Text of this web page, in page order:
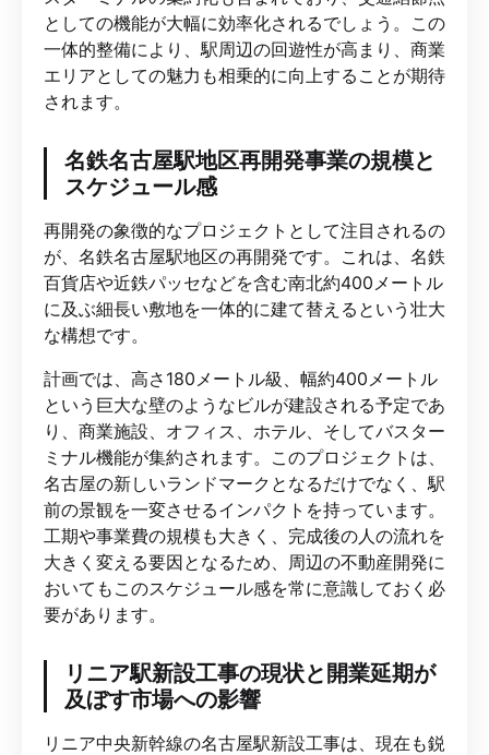
としての機能が大幅に効率化されるでしょう。この
一体的整備により、駅周辺の回遊性が高まり、商業
エリアとしての魅力も相乗的に向上することが期待
されます。
名鉄名古屋駅地区再開発事業の規模と
スケジュール感
再開発の象徴的なプロジェクトとして注目されるの
が、名鉄名古屋駅地区の再開発です。これは、名鉄
百貨店や近鉄パッセなどを含む南北約400メートル
に及ぶ細長い敷地を一体的に建て替えるという壮大
な構想です。
計画では、高さ180メートル級、幅約400メートル
という巨大な壁のようなビルが建設される予定であ
り、商業施設、オフィス、ホテル、そしてバスター
ミナル機能が集約されます。このプロジェクトは、
名古屋の新しいランドマークとなるだけでなく、駅
前の景観を一変させるインパクトを持っています。
工期や事業費の規模も大きく、完成後の人の流れを
大きく変える要因となるため、周辺の不動産開発に
おいてもこのスケジュール感を常に意識しておく必
要があります。
リニア駅新設工事の現状と開業延期が
及ぼす市場への影響
リニア中央新幹線の名古屋駅新設工事は、現在も鋭